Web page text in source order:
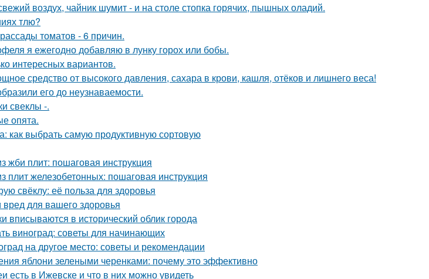
воздух, чайник шумит - и на столе стопка горячих, пышных оладий.
тлю?
томатов - 6 причин.
я ежегодно добавляю в лунку горох или бобы.
интересных вариантов.
средство от высокого давления, сахара в крови, кашля, отёков и лишнего веса!
его до неузнаваемости.
свеклы -.
опята.
как выбрать самую продуктивную сортовую
жби плит: пошаговая инструкция
плит железобетонных: пошаговая инструкция
свёклу: её польза для здоровья
для вашего здоровья
вписываются в исторический облик города
виноград: советы для начинающих
на другое место: советы и рекомендации
яблони зелеными черенками: почему это эффективно
есть в Ижевске и что в них можно увидеть